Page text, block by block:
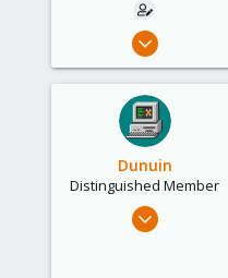
Mar 1, 2021
1
Dunuin
Distinguished Member
Jun 30, 2020